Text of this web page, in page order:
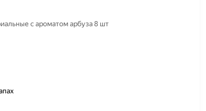
с ароматом арбуза 8 шт